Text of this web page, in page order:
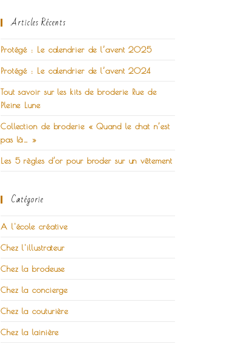
Articles Récents
Protégé : Le calendrier de l’avent 2025
Protégé : Le calendrier de l’avent 2024
Tout savoir sur les kits de broderie Rue de
Pleine Lune
Collection de broderie « Quand le chat n’est
pas là… »
Les 5 règles d’or pour broder sur un vêtement
Catégorie
A l'école créative
Chez l'illustrateur
Chez la brodeuse
Chez la concierge
Chez la couturière
Chez la lainière